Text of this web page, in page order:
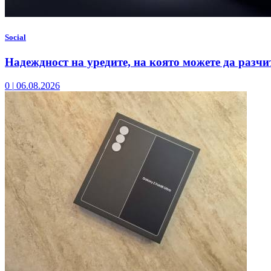
Social
Надеждност на уредите, на която можете да
0 | 06.08.2026